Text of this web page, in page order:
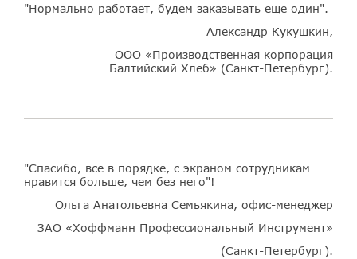
"Нормально работает, будем заказывать еще один".
Александр Кукушкин,
ООО «Производственная корпорация
Балтийский Хлеб» (Санкт-Петербург).
"Спасибо, все в порядке, с экраном сотрудникам
нравится больше, чем без него"!
Ольга Анатольевна Семьякина, офис-менеджер
ЗАО «Хоффманн Профессиональный Инструмент»
(Санкт-Петербург).